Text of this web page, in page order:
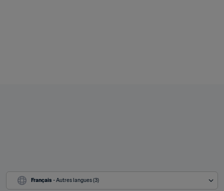
Français - Autres langues (3)